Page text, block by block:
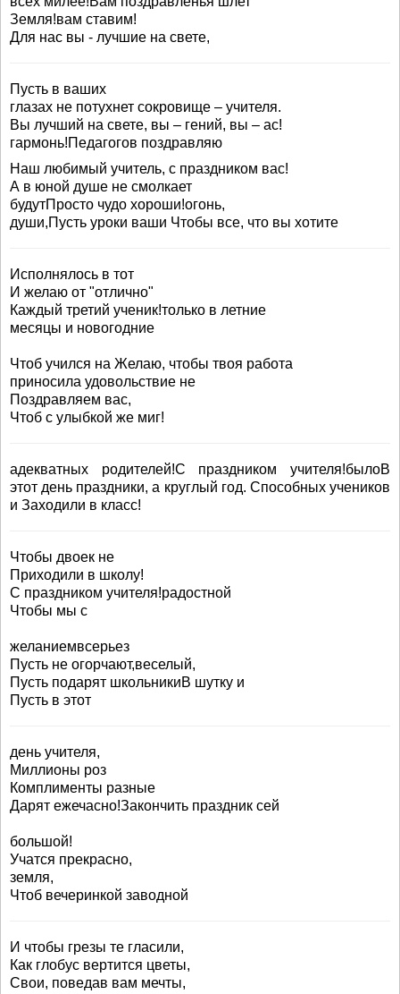
Земля!вам ставим!
Для нас вы - лучшие на свете,
Пусть в ваших
глазах не потухнет сокровище – учителя.
Вы лучший на свете, вы – гений, вы – ас!
гармонь!Педагогов поздравляю
Наш любимый учитель, с праздником вас!
А в юной душе не смолкает
будутПросто чудо хороши!огонь,
души,Пусть уроки ваши Чтобы все, что вы хотите
Исполнялось в тот
И желаю от "отлично"
Каждый третий ученик!только в летние
месяцы и новогодние
Чтоб учился на Желаю, чтобы твоя работа
приносила удовольствие не
Поздравляем вас,
Чтоб с улыбкой же миг!
адекватных родителей!С праздником учителя!былоВ
этот день праздники, а круглый год. Способных учеников
и Заходили в класс!
Чтобы двоек не
Приходили в школу!
С праздником учителя!радостной
Чтобы мы с
желаниемвсерьез
Пусть не огорчают,веселый,
Пусть подарят школьникиВ шутку и
Пусть в этот
день учителя,
Миллионы роз
Комплименты разные
Дарят ежечасно!Закончить праздник сей
большой!
Учатся прекрасно,
земля,
Чтоб вечеринкой заводной
И чтобы грезы те гласили,
Как глобус вертится цветы,
Свои, поведав вам мечты,